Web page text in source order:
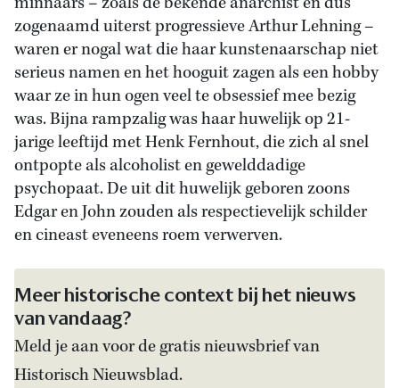
zogenaamd uiterst progressieve Arthur Lehning –
waren er nogal wat die haar kunstenaarschap niet
serieus namen en het hooguit zagen als een hobby
waar ze in hun ogen veel te obsessief mee bezig
was. Bijna rampzalig was haar huwelijk op 21-
jarige leeftijd met Henk Fernhout, die zich al snel
ontpopte als alcoholist en gewelddadige
psychopaat. De uit dit huwelijk geboren zoons
Edgar en John zouden als respectievelijk schilder
en cineast eveneens roem verwerven.
Meer historische context bij het nieuws
van vandaag?
Meld je aan voor de gratis nieuwsbrief van
Historisch Nieuwsblad.